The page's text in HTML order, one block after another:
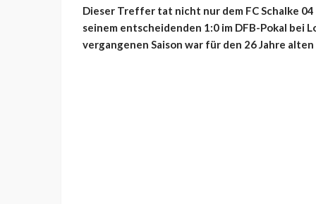
Dieser Treffer tat nicht nur dem FC Schalke
seinem entscheidenden 1:0 im DFB-Pokal bei
vergangenen Saison war für den 26 Jahre